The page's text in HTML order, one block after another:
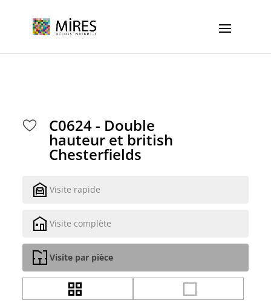
C0624 - Double
hauteur et british
Chesterfields
Visite rapide
Visite complète
Visite par pièce